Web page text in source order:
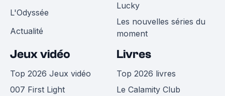
L'Odyssée
Actualité
Lucky
Les nouvelles séries du
moment
Jeux vidéo
Top 2026 Jeux vidéo
007 First Light
Livres
Top 2026 livres
Le Calamity Club